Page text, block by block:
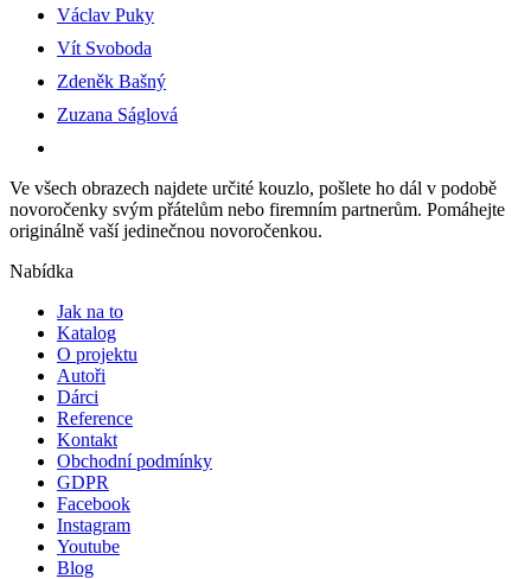
Václav Puky
Vít Svoboda
Zdeněk Bašný
Zuzana Ságlová
Ve všech obrazech najdete určité kouzlo, pošlete ho dál v podobě
novoročenky svým přátelům nebo firemním partnerům. Pomáhejte
originálně vaší jedinečnou novoročenkou.
Nabídka
Jak na to
Katalog
O projektu
Autoři
Dárci
Reference
Kontakt
Obchodní podmínky
GDPR
Facebook
Instagram
Youtube
Blog